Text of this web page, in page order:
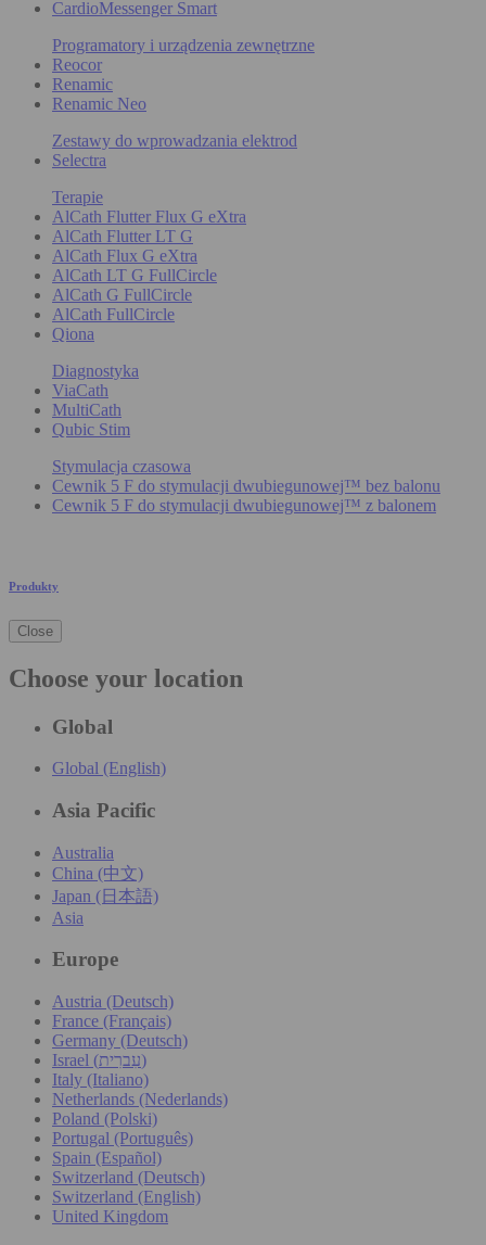
CardioMessenger Smart
Programatory i urządzenia zewnętrzne
Reocor
Renamic
Renamic Neo
Zestawy do wprowadzania elektrod
Selectra
Terapie
AlCath Flutter Flux G eXtra
AlCath Flutter LT G
AlCath Flux G eXtra
AlCath LT G FullCircle
AlCath G FullCircle
AlCath FullCircle
Qiona
Diagnostyka
ViaCath
MultiCath
Qubic Stim
Stymulacja czasowa
Cewnik 5 F do stymulacji dwubiegunowej™ bez balonu
Cewnik 5 F do stymulacji dwubiegunowej™ z balonem
Produkty
Close
Choose your location
Global
Global (English)
Asia Pacific
Australia
China (中文)
Japan (日本語)
Asia
Europe
Austria (Deutsch)
France (Français)
Germany (Deutsch)
Israel (עִברִית)
Italy (Italiano)
Netherlands (Nederlands)
Poland (Polski)
Portugal (Português)
Spain (Español)
Switzerland (Deutsch)
Switzerland (English)
United Kingdom